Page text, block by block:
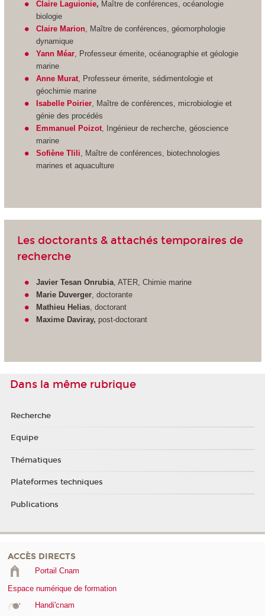
Claire Laguionie, Maître de conférences, océanologie
biologie
Claire Marion, Maître de conférences, géomorphologie
dynamique
Yann Méar, Professeur émerite, océanographie et géologie
marine
Anne Murat, Professeur émerite, sédimentologie et
géochimie marine
Isabelle Poirier, Maître de conférences, microbiologie et
génie des procédés
Emmanuel Poizot, Ingénieur de recherche, géoscience
marine
Sofiène Tlili, Maître de conférences, biotechnologies
marines et aquaculture
Les doctorants & attachés temporaires de
recherche
Javier Tesan Onrubia, ATER, Chimie marine
Marie Duverger, doctorante
Mathieu Helias, doctorant
Maxime Daviray, post-doctorant
Dans la même rubrique
Recherche
Equipe
Thématiques
Plateformes techniques
Publications
ACCÈS DIRECTS
Portail Cnam
Espace numérique de formation
Handi'cnam